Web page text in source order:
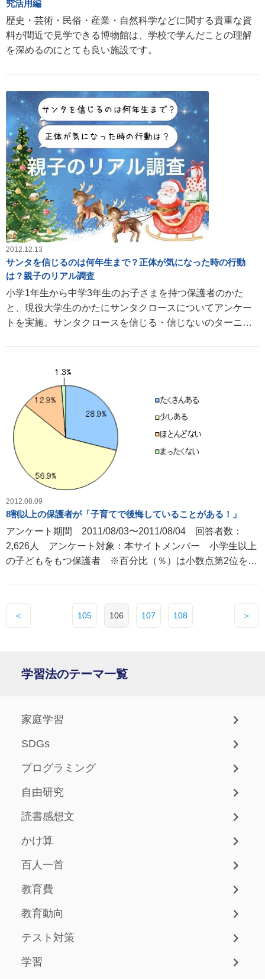
究活用編
歴史・芸術・民俗・産業・自然科学などに関する貴重な資
料が間近で見学できる博物館は、学校で学んだことの理解
を深めるのにとても良い施設です。
2012.12.13
サンタを信じるのは何年生まで？正体が気になった時の行動
は？親子のリアル調査
小学1年生から中学3年生のお子さまを持つ保護者のかた
と、現役大学生のかたにサンタクロースについてアンケー
トを実施。サンタクロースを信じる・信じないのターニン
2012.08.09
8割以上の保護者が「子育てで後悔していることがある！」
アンケート期間 2011/08/03〜2011/08/04 回答者数：
2,626人 アンケート対象：本サイトメンバー 小学生以上
の子どもをもつ保護者 ※百分比（％）は小数点第2位を四
＜ 105 106 107 108 ＞
学習法のテーマ一覧
家庭学習
SDGs
プログラミング
自由研究
読書感想文
かけ算
百人一首
教育費
教育動向
テスト対策
学習